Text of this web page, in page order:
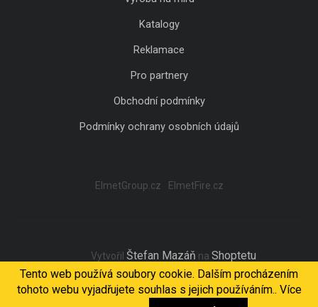
Tento web používá soubory cookie. Dalším procházením
tohoto webu vyjadřujete souhlas s jejich používáním.. Více
Katalogy
Reklamace
Pro partnery
Obchodní podmínky
Podmínky ochrany osobních údajů
ElmetGroup.cz ElmetFire.cz
Vytvořil Štefan Mazáň na Shoptetu
Copyright 2026 ELMET Light. Všechna práva vyhrazena.